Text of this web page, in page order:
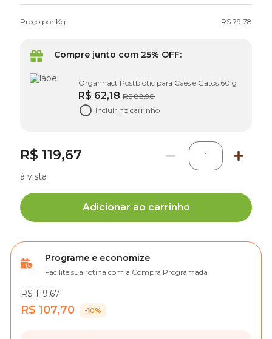
Preço por Kg R$ 79,78
Compre junto com 25% OFF:
Organnact Postbiotic para Cães e Gatos 60 g
R$ 62,18 R$ 82,90
Incluir no carrinho
R$ 119,67 1
à vista
Adicionar ao carrinho
Programe e economize
Facilite sua rotina com a Compra Programada
R$ 119,67
R$ 107,70 -10%